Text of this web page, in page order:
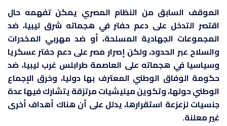
الموقف السابق من النظام المصري يمكن تفهمه حال
اقتصر التدخل على دعم حفتر في هجماته شرق ليبيا، ضد
المجموعات الجهادية المسلحة، أو ضد مهربي المخدرات
والسلاح عبر الحدود، ولكن إصرار مصر على دعم حفتر عسكريا
وسياسيا في هجماته على العاصمة طرابلس غرب ليبيا، ضد
حكومة الوفاق الوطني المعترف بها دوليا، وخرق الإجماع
الوطني حولها، وتكوين ميليشيات مرتزقة يتشارك فيها عدة
جنسيات لزعزعة استقرارها، يدلل على أن هناك أهداف أخرى
غير معلنة.